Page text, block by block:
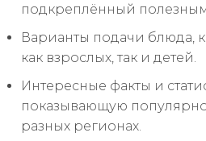
подкреплённый
Варианты подачи блюда,
как взрослых, так и детей.
Интересные факты и
показывающую
разных регионах.